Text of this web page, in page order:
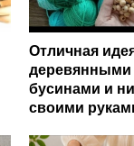
Отличная
деревянными
бусинами и
своими